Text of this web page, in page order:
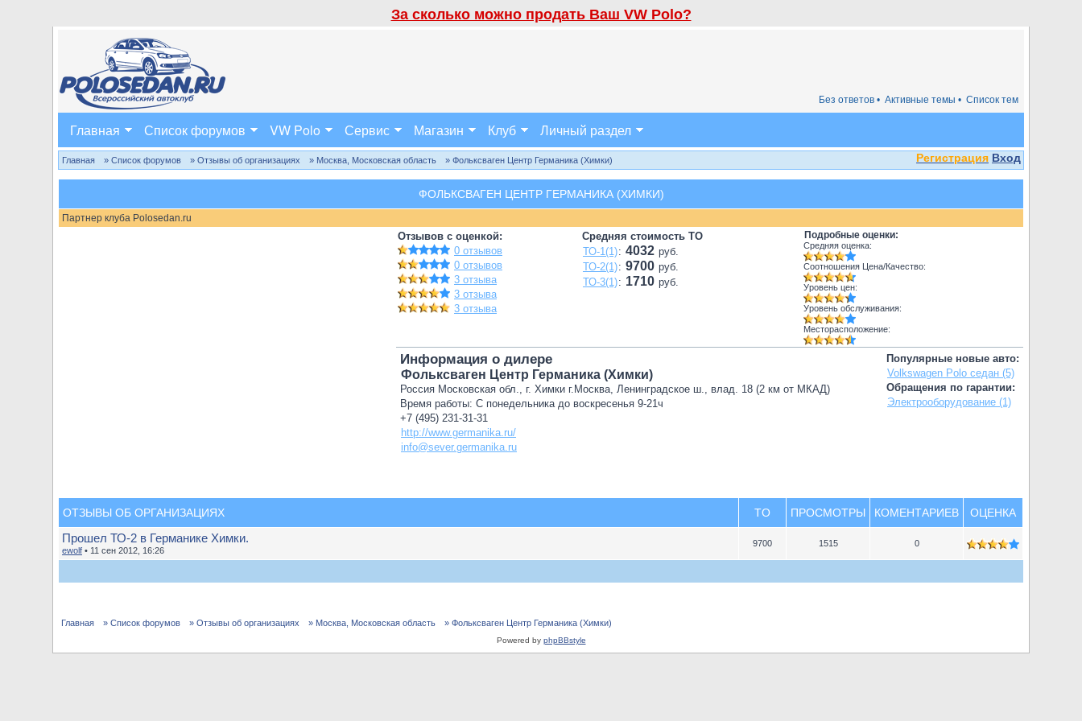
За сколько можно продать Ваш VW Polo?
Список тем
Активные темы •
Без ответов •
Главная Список форумов VW Polo Сервис Магазин Клуб Личный раздел
Регистрация Вход
Главная » Список форумов » Отзывы об организациях » Москва, Московская область » Фольксваген Центр Германика (Химки)
ФОЛЬКСВАГЕН ЦЕНТР ГЕРМАНИКА (ХИМКИ)
Партнер клуба Polosedan.ru
Отзывов с оценкой:
0 отзывов
0 отзывов
3 отзыва
3 отзыва
3 отзыва
Средняя стоимость ТО
ТО-1(1): 4032 руб.
ТО-2(1): 9700 руб.
ТО-3(1): 1710 руб.
Подробные оценки:
Средняя оценка:
Соотношения Цена/Качество:
Уровень цен:
Уровень обслуживания:
Месторасположение:
Популярные новые авто:
Volkswagen Polo седан (5)
Обращения по гарантии:
Электрооборудование (1)
Информация о дилере
Фольксваген Центр Германика (Химки)
Россия Московская обл., г. Химки г.Москва, Ленинградское ш., влад. 18 (2 км от МКАД)
Время работы: С понедельника до воскресенья 9-21ч
+7 (495) 231-31-31
http://www.germanika.ru/
info@sever.germanika.ru
ОТЗЫВЫ ОБ ОРГАНИЗАЦИЯХ TO ПРОСМОТРЫ КОМЕНТАРИЕВ ОЦЕНКА
Прошел ТО-2 в Германике Химки.
ewolf • 11 сен 2012, 16:26
9700 1515 0
Главная » Список форумов » Отзывы об организациях » Москва, Московская область » Фольксваген Центр Германика (Химки)
Powered by phpBBstyle